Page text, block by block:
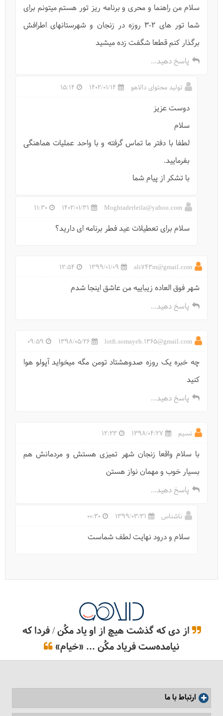
سلام من راهنما و محری و برنامه ریز تور هستم میتونم برای
شما تور های 2-3 روزه در زنجان و شهرستانهای اطرافش
برگذار کنم قطعا شگفت زده میشید
پاسخ دهید...
تولید محتوای دالاهو 1402/01/14
15:14
دوست عزیز
سلام
لطفا با دفتر ما تماس گرفته و با واحد عملیات هماهنگی
بفرمایید.
با تشکر از پیام شما
Moghtaderleila@yahoo.com
1402/01/31
11:30
سلام برای تعطیلات عید فطر برنامه ای دارید؟
ali743m@gmail.com
1399/01/09
12:54
شهر فوق العاده زیباییه من عاشق اینجا شدم
پاسخ دهید...
lotfi.somayeh.1365@gmail.com
1398/05/26
09:59
چه خبره یک روزه صدوهشتاد تومن مگه میخواید آپولو هوا
کنید
پاسخ دهید...
نسیم 1398/04/27
12:23
با سلام واقعا زنجان شهر تمیزی هستش و مردمانش هم
بسیار خوب و مهمان نواز هستن
پاسخ دهید...
ناشناس 1399/03/31
00:30
سلام و درود نهایت لطف شماست
از دی که گذشت هیچ از او یاد مکُن / فردا که
نیامده‌ست فریاد مکُن ... «خیام»
ارتباط با ما